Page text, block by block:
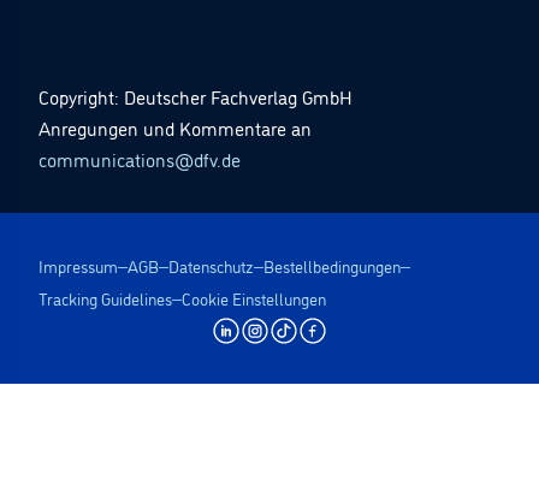
Copyright: Deutscher Fachverlag GmbH
Anregungen und Kommentare an
communications@dfv.de
Impressum AGB Datenschutz Bestellbedingungen
Tracking Guidelines Cookie Einstellungen